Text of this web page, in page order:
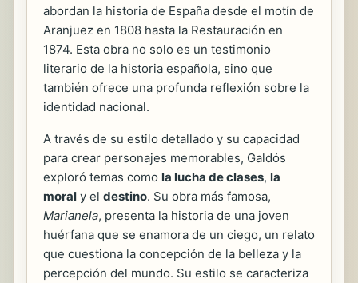
abordan la historia de España desde el motín de
Aranjuez en 1808 hasta la Restauración en
1874. Esta obra no solo es un testimonio
literario de la historia española, sino que
también ofrece una profunda reflexión sobre la
identidad nacional.
A través de su estilo detallado y su capacidad
para crear personajes memorables, Galdós
exploró temas como la lucha de clases, la
moral y el destino. Su obra más famosa,
Marianela, presenta la historia de una joven
huérfana que se enamora de un ciego, un relato
que cuestiona la concepción de la belleza y la
percepción del mundo. Su estilo se caracteriza